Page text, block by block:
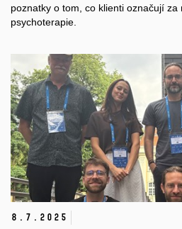
poznatky o tom, co klienti označují
psychoterapie.
8. 7. 2025